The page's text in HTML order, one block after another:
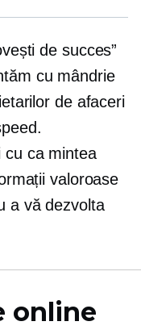
de succes”
cu mândrie
de afaceri
cu ca mintea
valoroase
a vă dezvolta
online